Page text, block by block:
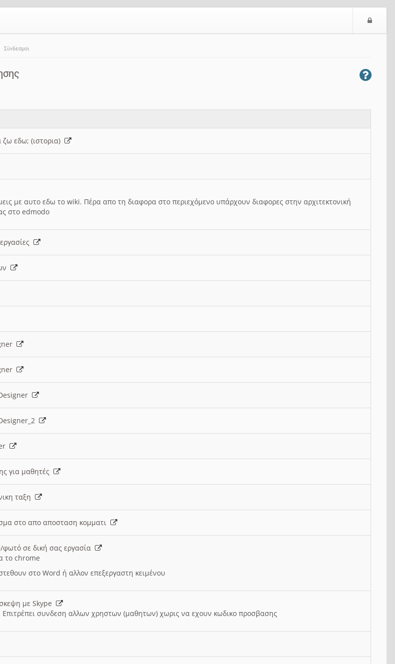
Σύνδεσμοι
ζω εδω; (ιστορια)
με αυτο εδω το wiki. Πέρα απο τη διαφορα στο περιεχόμενο υπάρχουν διαφορες στην αρχιτεκτονική
στο edmodo
εργασίες
για μαθητές
ταξη
στο απο αποσταση κομματι
φωτό σε δική σας εργασία
το chrome
στο Word ή αλλον επεξεργαστη κειμένου
με Skype
Επιτρέπει συνδεση αλλων χρηστων (μαθητων) χωρις να εχουν κωδικο προσβασης